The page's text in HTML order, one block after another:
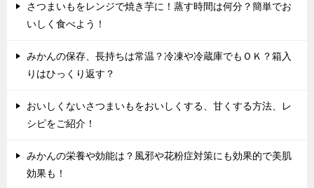
さつまいもをレンジで焼き芋に！蒸す時間は何分？簡単でお
いしく食べよう！
みかんの保存、長持ちは常温？冷凍や冷蔵庫でもＯＫ？箱入
りはひっくり返す？
おいしくないさつまいもをおいしくする、甘くする方法、レ
シピをご紹介！
みかんの栄養や効能は？風邪や花粉症対策にも効果的で美肌
効果も！